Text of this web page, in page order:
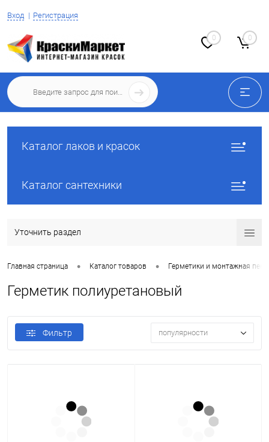
Вход Регистрация
0 0
Каталог лаков и красок
Каталог сантехники
Уточнить раздел
Главная страница • Каталог товаров • Герметики и монтажная пена
Герметик полиуретановый
Фильтр популярности